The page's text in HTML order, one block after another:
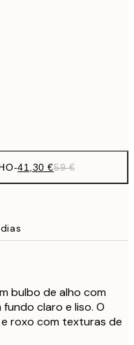
-41,30 €59 €
bulbo de alho com
claro e liso. O
roxo com texturas de